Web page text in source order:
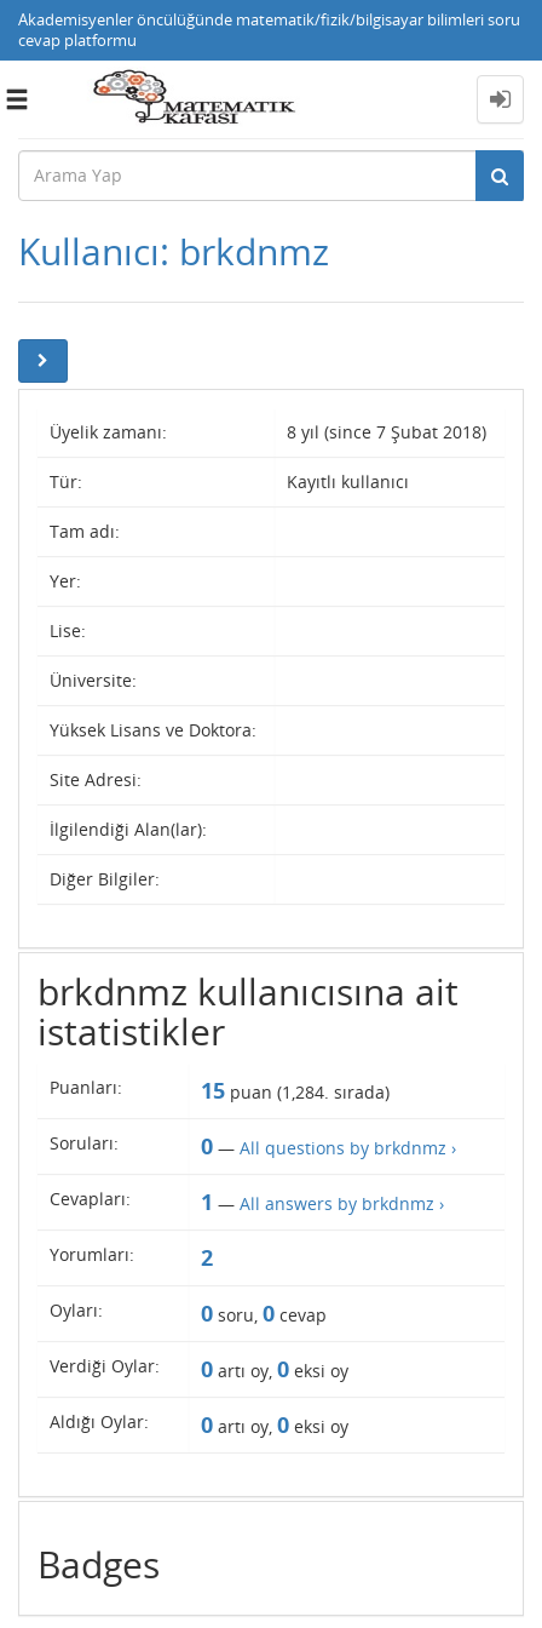
Akademisyenler öncülüğünde matematik/fizik/bilgisayar bilimleri soru
cevap platformu
Toggle
Kullanıcı: brkdnmz
Üyelik zamanı: 8 yıl (since 7 Şubat 2018)
Tür: Kayıtlı kullanıcı
Tam adı:
Yer:
Lise:
Üniversite:
Yüksek Lisans ve Doktora:
Site Adresi:
İlgilendiği Alan(lar):
Diğer Bilgiler:
brkdnmz kullanıcısına ait
istatistikler
Puanları: 15 puan (1,284. sırada)
Soruları: 0 — All questions by brkdnmz ›
Cevapları: 1 — All answers by brkdnmz ›
Yorumları: 2
Oyları: 0 soru, 0 cevap
Verdiği Oylar: 0 artı oy, 0 eksi oy
Aldığı Oylar: 0 artı oy, 0 eksi oy
Badges